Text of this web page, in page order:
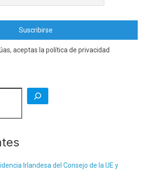
aceptas la política de privacidad
Irlandesa del Consejo de la UE y